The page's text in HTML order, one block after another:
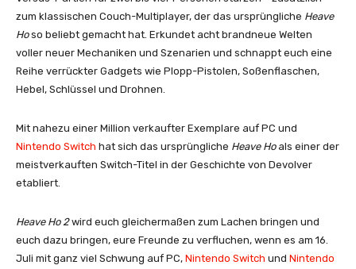
zum klassischen Couch-Multiplayer, der das ursprüngliche Heave
Hoso beliebt gemacht hat. Erkundet acht brandneue Welten
voller neuer Mechaniken und Szenarien und schnappt euch eine
Reihe verrückter Gadgets wie Plopp-Pistolen, Soßenflaschen,
Hebel, Schlüssel und Drohnen.
Mit nahezu einer Million verkaufter Exemplare auf PC und
Nintendo Switch hat sich das ursprüngliche Heave Hoals einer der
meistverkauften Switch-Titel in der Geschichte von Devolver
etabliert.
Heave Ho 2wird euch gleichermaßen zum Lachen bringen und
euch dazu bringen, eure Freunde zu verfluchen, wenn es am 16.
Juli mit ganz viel Schwung auf PC, Nintendo Switch und Nintendo